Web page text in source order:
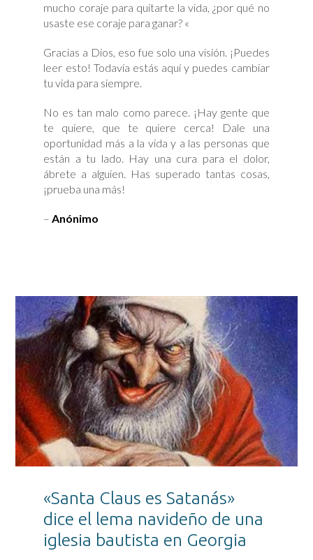
mucho coraje para quitarte la vida, ¿por qué no
usaste ese coraje para ganar? «
Gracias a Dios, eso fue solo una visión. ¡Puedes
leer esto! Todavía estás aquí y puedes cambiar
tu vida para siempre.
No es tan malo como parece. ¡Hay gente que
te quiere, que te quiere cerca! Dale una
oportunidad más a la vida y a las personas que
están a tu lado. Hay una cura para el dolor,
ábrete a alguien. Has superado tantas cosas,
¡prueba una más!
–Anónimo
«Santa Claus es Satanás»
dice el lema navideño de una
iglesia bautista en Georgia